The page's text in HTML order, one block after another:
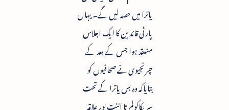
یاترا میں حصہ لیں گے۔ یہاں
پارٹی قائدین کا ایک اجلاس
منعقد ہوا جس کے بعد کے
چرنجیوی نے صحافیوں کو
بتایاکہ وہ بس یاترا کے تحت
سریکاکولم تا اننت پور علاقہ